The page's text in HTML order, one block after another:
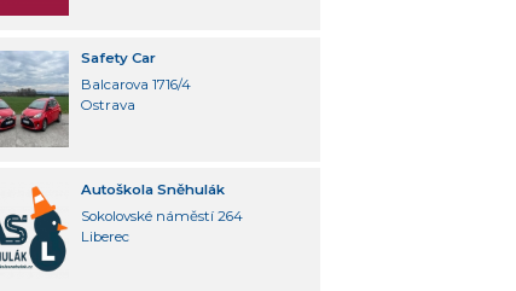
Safety Car
Balcarova 1716/4
Ostrava
Autoškola Sněhulák
Sokolovské náměstí 264
Liberec